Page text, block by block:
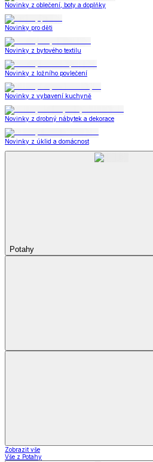
Novinky z oblečení, boty a doplňky
Novinky pro děti
Novinky z bytového textilu
Novinky z ložního povlečení
Novinky z vybavení kuchyně
Novinky z drobný nábytek a dekorace
Novinky z úklid a domácnost
Potahy
Zobrazit vše
Vše z Potahy